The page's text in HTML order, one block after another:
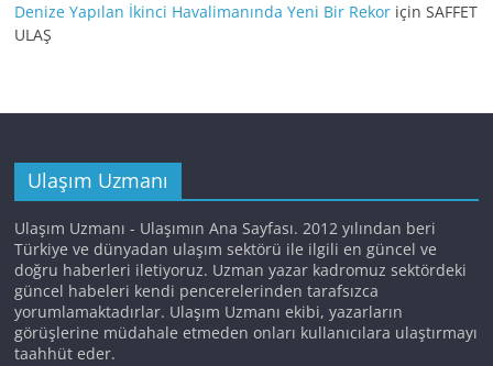
Denize Yapılan İkinci Havalimanında Yeni Bir Rekor içinSAFFET
ULAŞ
Ulaşım Uzmanı
Ulaşım Uzmanı - Ulaşımın Ana Sayfası. 2012 yılından beri
Türkiye ve dünyadan ulaşım sektörü ile ilgili en güncel ve
doğru haberleri iletiyoruz. Uzman yazar kadromuz sektördeki
güncel habeleri kendi pencerelerinden tarafsızca
yorumlamaktadırlar. Ulaşım Uzmanı ekibi, yazarların
görüşlerine müdahale etmeden onları kullanıcılara ulaştırmayı
taahhüt eder.